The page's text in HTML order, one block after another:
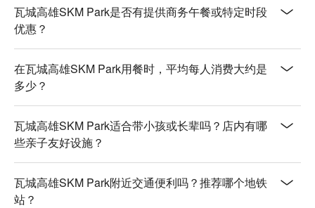
瓦城高雄SKM Park是否有提供商务午餐或特定时段
优惠？
在瓦城高雄SKM Park用餐时，平均每人消费大约是
多少？
瓦城高雄SKM Park适合带小孩或长辈吗？店内有哪
些亲子友好设施？
瓦城高雄SKM Park附近交通便利吗？推荐哪个地铁
站？